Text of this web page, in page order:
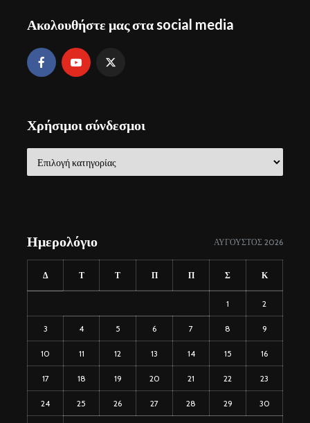
Ακολουθήστε μας στα social media
Χρήσιμοι σύνδεσμοι
σύνδεσμοι
Ημερολόγιο ΑΎΓΟΥΣΤΟΣ 2026
Δ Τ Τ Π Π Σ Κ
1 2
3 4 5 6 7 8 9
10 11 12 13 14 15 16
17 18 19 20 21 22 23
24 25 26 27 28 29 30